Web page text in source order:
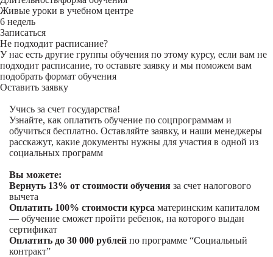
Живые уроки в учебном центре
6 недель
Записаться
Не подходит расписание?
У нас есть другие группы обучения по этому курсу, если вам не
подходит расписание, то оставьте заявку и мы поможем вам
подобрать формат обучения
Оставить заявку
Учись за счет государства!
Узнайте, как оплатить обучение по соцпрограммам и
обучиться бесплатно. Оставляйте заявку, и наши менеджеры
расскажут, какие документы нужны для участия в одной из
социальных программ
Вы можете:
Вернуть 13% от стоимости обучения за счет налогового
вычета
Оплатить 100% стоимости курса материнским капиталом
— обучение сможет пройти ребенок, на которого выдан
сертификат
Оплатить до 30 000 рублей по программе “Социальный
контракт”